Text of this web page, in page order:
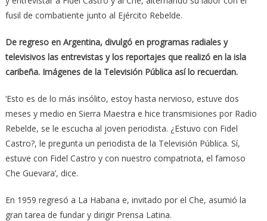
fusil de combatiente junto al Ejército Rebelde.
De regreso en Argentina, divulgó en programas radiales y
televisivos las entrevistas y los reportajes que realizó en la isla
caribeña. Imágenes de la Televisión Pública así lo recuerdan.
‘Esto es de lo más insólito, estoy hasta nervioso, estuve dos
meses y medio en Sierra Maestra e hice transmisiones por Radio
Rebelde, se le escucha al joven periodista. ¿Estuvo con Fidel
Castro?, le pregunta un periodista de la Televisión Pública. Sí,
estuve con Fidel Castro y con nuestro compatriota, el famoso
Che Guevara’, dice.
En 1959 regresó a La Habana e, invitado por el Che, asumió la
gran tarea de fundar y dirigir Prensa Latina.